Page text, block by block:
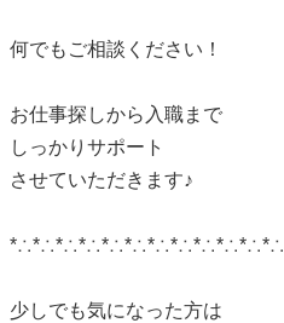
何でもご相談ください！
お仕事探しから入職まで
しっかりサポート
させていただきます♪
*∴*∴*∴*∴*∴*∴*∴*∴*∴*∴*∴*∴
少しでも気になった方は